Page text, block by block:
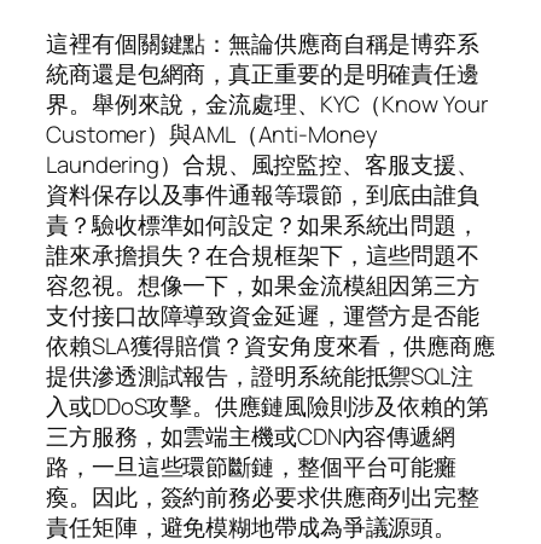
這裡有個關鍵點：無論供應商自稱是博弈系
統商還是包網商，真正重要的是明確責任邊
界。舉例來說，金流處理、KYC（Know Your
Customer）與AML（Anti-Money
Laundering）合規、風控監控、客服支援、
資料保存以及事件通報等環節，到底由誰負
責？驗收標準如何設定？如果系統出問題，
誰來承擔損失？在合規框架下，這些問題不
容忽視。想像一下，如果金流模組因第三方
支付接口故障導致資金延遲，運營方是否能
依賴SLA獲得賠償？資安角度來看，供應商應
提供滲透測試報告，證明系統能抵禦SQL注
入或DDoS攻擊。供應鏈風險則涉及依賴的第
三方服務，如雲端主機或CDN內容傳遞網
路，一旦這些環節斷鏈，整個平台可能癱
瘓。因此，簽約前務必要求供應商列出完整
責任矩陣，避免模糊地帶成為爭議源頭。